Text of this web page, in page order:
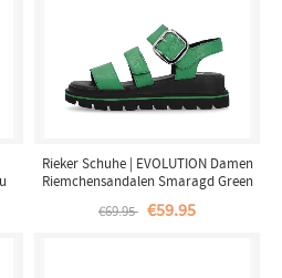
Rieker Schuhe | EVOLUTION Damen
Riemchensandalen Smaragd Green
€69.95 €59.95